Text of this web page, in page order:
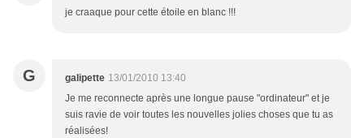
je craaque pour cette étoile en blanc !!!
G galipette 13/01/2010 13:40
Je me reconnecte après une longue pause "ordinateur" et je
suis ravie de voir toutes les nouvelles jolies choses que tu as
réalisées!